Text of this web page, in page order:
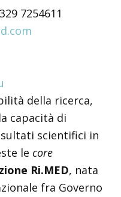
7254611
della ricerca,
capacità di
scientifici in
le core
Ri.MED, nata
fra Governo